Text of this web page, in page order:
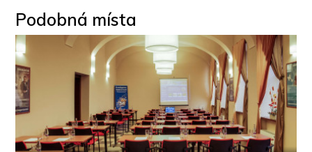
Podobná místa